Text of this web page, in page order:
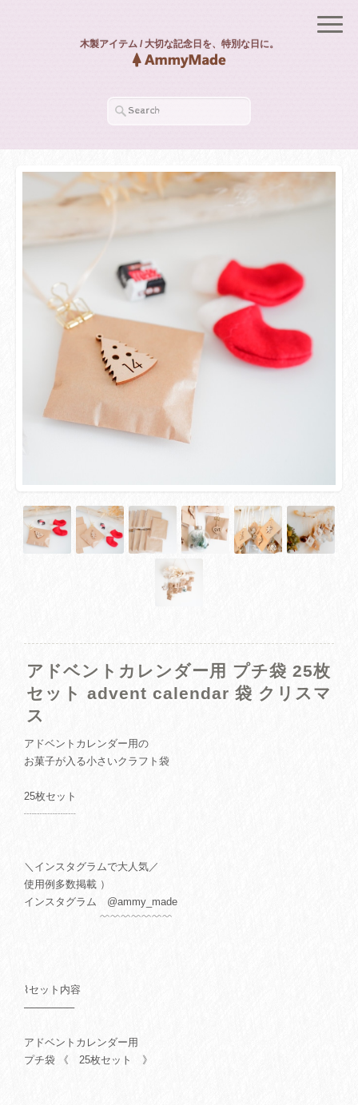
木製アイテム / 大切な記念日を、特別な日に。
アドベントカレンダー用 プチ袋 25枚
セット advent calendar 袋 クリスマ
ス
アドベントカレンダー用の
お菓子が入る小さいクラフト袋
25枚セット
┈┈┈┈┈
＼インスタグラムで大人気／
使用例多数掲載 ）
インスタグラム @ammy_made
﹌﹌﹌﹌﹌﹌﹌
⌇セット内容
───────
アドベントカレンダー用
プチ袋 《 25枚セット 》